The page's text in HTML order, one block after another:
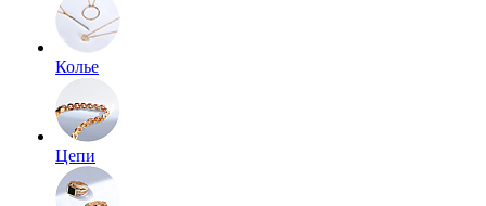
Колье
Цепи